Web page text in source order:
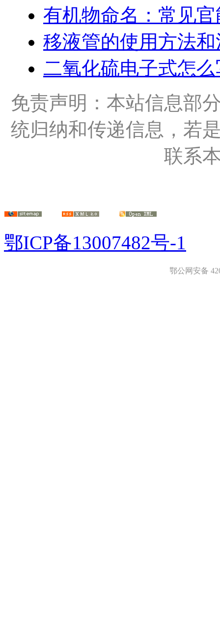
有机物命名：常见
移液管的使用方法
二氧化硫电子式怎
免责声明：本站信息部
统归纳和传递信息，若
联系
鄂ICP备13007482号-1
鄂公网安备